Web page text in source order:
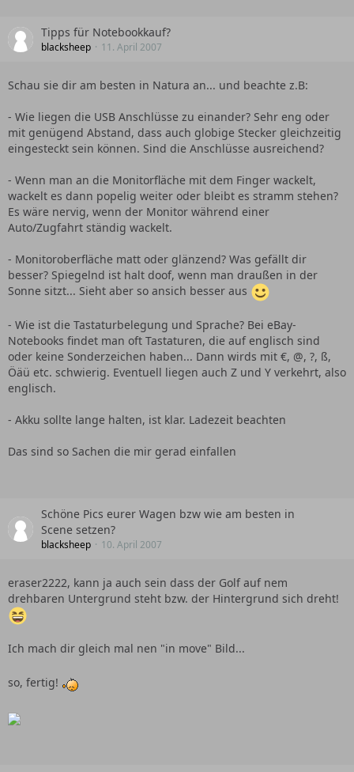
Tipps für Notebookkauf?
blacksheep 11. April 2007
Schau sie dir am besten in Natura an... und beachte z.B:
- Wie liegen die USB Anschlüsse zu einander? Sehr eng oder
mit genügend Abstand, dass auch globige Stecker gleichzeitig
eingesteckt sein können. Sind die Anschlüsse ausreichend?
- Wenn man an die Monitorfläche mit dem Finger wackelt,
wackelt es dann popelig weiter oder bleibt es stramm stehen?
Es wäre nervig, wenn der Monitor während einer
Auto/Zugfahrt ständig wackelt.
- Monitoroberfläche matt oder glänzend? Was gefällt dir
besser? Spiegelnd ist halt doof, wenn man draußen in der
Sonne sitzt... Sieht aber so ansich besser aus
- Wie ist die Tastaturbelegung und Sprache? Bei eBay-
Notebooks findet man oft Tastaturen, die auf englisch sind
oder keine Sonderzeichen haben... Dann wirds mit €, @, ?, ß,
Öäü etc. schwierig. Eventuell liegen auch Z und Y verkehrt, also
englisch.
- Akku sollte lange halten, ist klar. Ladezeit beachten
Das sind so Sachen die mir gerad einfallen
Schöne Pics eurer Wagen bzw wie am besten in
Scene setzen?
blacksheep 10. April 2007
eraser2222, kann ja auch sein dass der Golf auf nem
drehbaren Untergrund steht bzw. der Hintergrund sich dreht!
Ich mach dir gleich mal nen "in move" Bild...
so, fertig!